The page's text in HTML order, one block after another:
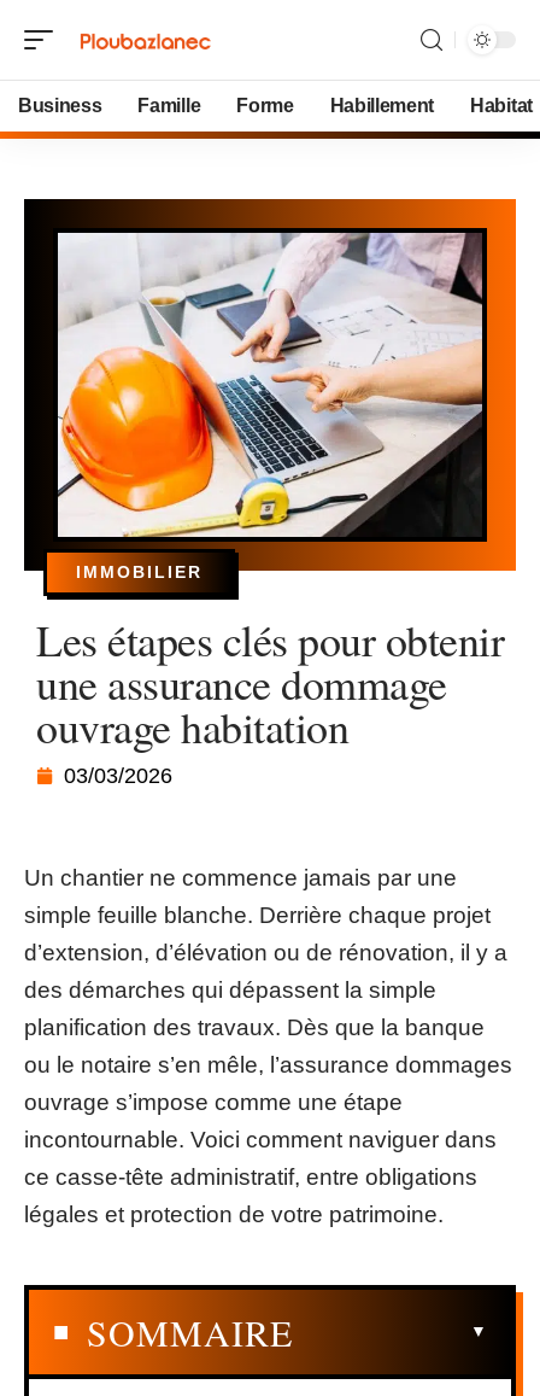
Business Famille Forme Habillement Habitat
IMMOBILIER
Les étapes clés pour obtenir
une assurance dommage
ouvrage habitation
03/03/2026
Un chantier ne commence jamais par une
simple feuille blanche. Derrière chaque projet
d’extension, d’élévation ou de rénovation, il y a
des démarches qui dépassent la simple
planification des travaux. Dès que la banque
ou le notaire s’en mêle, l’assurance dommages
ouvrage s’impose comme une étape
incontournable. Voici comment naviguer dans
ce casse-tête administratif, entre obligations
légales et protection de votre patrimoine.
SOMMAIRE